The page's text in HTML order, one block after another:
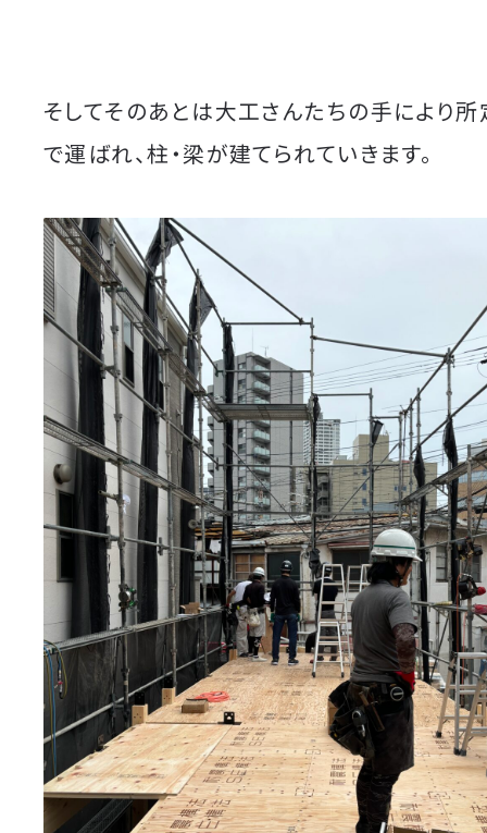
そしてそのあとは大工さんたちの手により
で運ばれ、柱・梁が建てられていきます。